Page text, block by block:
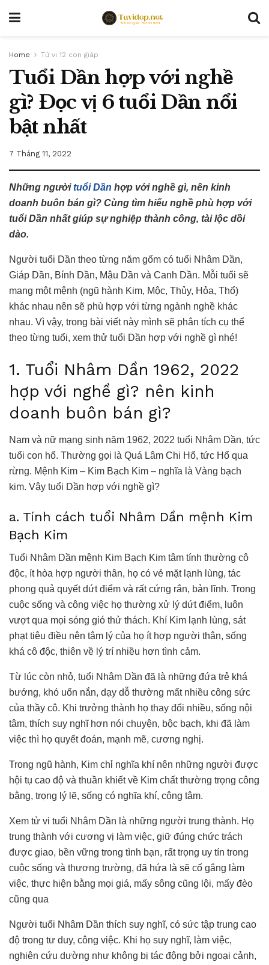
Home Tử vi 12 con giáp
Tuổi Dần hợp với nghề
gì? Đọc vị 6 tuổi Dần nổi
bật nhất
7 Tháng 11, 2022
Những ngườituổi Dần hợp với nghề gì, nên kinh
doanh buôn bán gì? Cùng tìm hiểu nghề phù hợp với
tuổi Dần nhất giúp sự nghiệp thành công, tài lộc dồi
dào.
Người tuổi Dần theo từng năm gốm có tuổi Nhâm Dần,
Giáp Dần, Bính Dần, Mậu Dần và Canh Dần. Mỗi tuổi sẽ
mang một mệnh (ngũ hành Kim, Mộc, Thủy, Hỏa, Thổ)
khác nhau nên sẽ phù hợp với từng ngành nghề khác
nhau. Vì vậy, trong bài viết này mình sẽ phân tích cụ thể
theo từng tuổi, xem thử tuổi Dần hợp với nghề gì nhé!
1. Tuổi Nhâm Dần 1962, 2022
hợp với nghề gì? nên kinh
doanh buôn bán gì?
Nam và nữ mạng sinh năm 1962, 2022 tuổi Nhâm Dần, tức
tuổi con hổ. Thường gọi là Quá Lâm Chi Hổ, tức Hổ qua
rừng. Mệnh Kim – Kim Bạch Kim – nghĩa là Vàng bạch
kim. Vậy tuổi Dần hợp với nghề gì?
a. Tính cách tuổi Nhâm Dần mệnh Kim
Bạch Kim
Tuổi Nhâm Dần mệnh Kim Bạch Kim tâm tính thường cô
độc, ít hòa hợp người thân, họ có vẻ mặt lạnh lùng, tác
phong quả quyết dứt điểm và rất cứng rắn, bản lĩnh. Trong
cuộc sống và công việc họ thường xử lý dứt điểm, luôn
vượt qua mọi sóng gió thử thách. Khí Kim lạnh lùng, sát
phạt tiêu điều nên tâm lý của họ ít hợp người thân, sống
khá cô độc, thiên về lý trí nhiều hơn tình cảm.
Từ lúc còn nhỏ, tuổi Nhâm Dần đã là những đứa trẻ khá
bướng, khó uốn nắn, dạy dỗ thường mất nhiều công sức
của thầy cô. Khi trưởng thành họ thay đổi nhiều, sống nội
tâm, thích suy nghĩ hơn nói chuyện, bộc bạch, khi đã làm
việc thì họ quyết đoán, mạnh mẽ, cương nghị.
Trong ngũ hành, Kim chỉ nghĩa khí nên những người được
hội tụ cao độ và thuần khiết về Kim chất thường trọng công
bằng, trọng lý lẽ, sống có nghĩa khí, công tâm.
Xem tử vi tuổi Nhâm Dần là những người trung thành. Họ
trung thành với cương vị làm việc, giữ đúng chức trách
được giao, bền vững trong tình bạn, rất trọng uy tín trong
cuộc sống và thương trường, đã hứa là sẽ cố gắng làm
việc, thực hiện bằng mọi giá, mấy sông cũng lội, mấy đèo
cũng qua
Người tuổi Nhâm Dần thích suy nghĩ, có sức tập trung cao
độ trong tư duy, công việc. Khi họ suy nghĩ, làm việc,
nghiên cứu dường như không bị tác động bởi ngoại cảnh,